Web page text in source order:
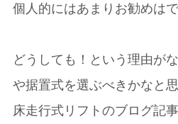
個人的にはあまりお勧めは
どうしても！という理由が
や据置式を選ぶべきかなと
床走行式リフトのブログ記事